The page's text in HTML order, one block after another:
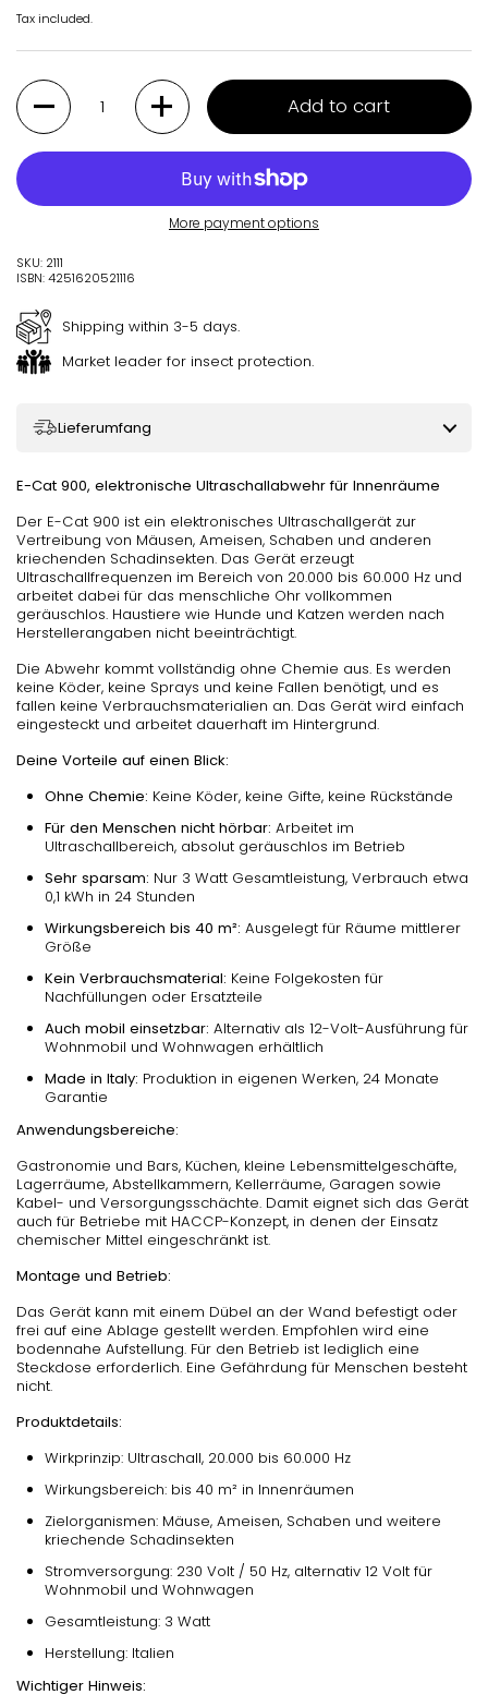
Tax included.
Quantity
Add to cart
More payment options
SKU: 2111
ISBN: 4251620521116
Shipping within 3-5 days.
Market leader for insect protection.
Lieferumfang
E-Cat 900, elektronische Ultraschallabwehr für Innenräume
Der E-Cat 900 ist ein elektronisches Ultraschallgerät zur
Vertreibung von Mäusen, Ameisen, Schaben und anderen
kriechenden Schadinsekten. Das Gerät erzeugt
Ultraschallfrequenzen im Bereich von 20.000 bis 60.000 Hz und
arbeitet dabei für das menschliche Ohr vollkommen
geräuschlos. Haustiere wie Hunde und Katzen werden nach
Herstellerangaben nicht beeinträchtigt.
Die Abwehr kommt vollständig ohne Chemie aus. Es werden
keine Köder, keine Sprays und keine Fallen benötigt, und es
fallen keine Verbrauchsmaterialien an. Das Gerät wird einfach
eingesteckt und arbeitet dauerhaft im Hintergrund.
Deine Vorteile auf einen Blick:
Ohne Chemie: Keine Köder, keine Gifte, keine Rückstände
Für den Menschen nicht hörbar: Arbeitet im
Ultraschallbereich, absolut geräuschlos im Betrieb
Sehr sparsam: Nur 3 Watt Gesamtleistung, Verbrauch etwa
0,1 kWh in 24 Stunden
Wirkungsbereich bis 40 m²: Ausgelegt für Räume mittlerer
Größe
Kein Verbrauchsmaterial: Keine Folgekosten für
Nachfüllungen oder Ersatzteile
Auch mobil einsetzbar: Alternativ als 12-Volt-Ausführung für
Wohnmobil und Wohnwagen erhältlich
Made in Italy: Produktion in eigenen Werken, 24 Monate
Garantie
Anwendungsbereiche:
Gastronomie und Bars, Küchen, kleine Lebensmittelgeschäfte,
Lagerräume, Abstellkammern, Kellerräume, Garagen sowie
Kabel- und Versorgungsschächte. Damit eignet sich das Gerät
auch für Betriebe mit HACCP-Konzept, in denen der Einsatz
chemischer Mittel eingeschränkt ist.
Montage und Betrieb:
Das Gerät kann mit einem Dübel an der Wand befestigt oder
frei auf eine Ablage gestellt werden. Empfohlen wird eine
bodennahe Aufstellung. Für den Betrieb ist lediglich eine
Steckdose erforderlich. Eine Gefährdung für Menschen besteht
nicht.
Produktdetails:
Wirkprinzip: Ultraschall, 20.000 bis 60.000 Hz
Wirkungsbereich: bis 40 m² in Innenräumen
Zielorganismen: Mäuse, Ameisen, Schaben und weitere
kriechende Schadinsekten
Stromversorgung: 230 Volt / 50 Hz, alternativ 12 Volt für
Wohnmobil und Wohnwagen
Gesamtleistung: 3 Watt
Herstellung: Italien
Wichtiger Hinweis: